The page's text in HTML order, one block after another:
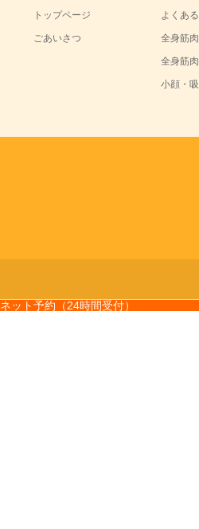
トップページ
ごあいさつ
よくあ
全身筋
全身筋
小顔・
ネット予約（24時間受付）